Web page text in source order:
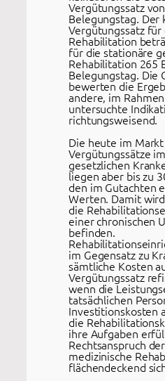
Vergütungssatz
Belegungstag. Der
Vergütungssatz
Rehabilitation
für die stationäre
Rehabilitation 265
Belegungstag. Die
bewerten die
andere, im
untersuchte
richtungsweisend.
Die heute im
Vergütungssätze
gesetzlichen
liegen aber bis zu
den im Gutachten
Werten. Damit
die
einer chronischen
befinden.
im Gegensatz zu
sämtliche Kosten
Vergütungssatz
wenn die
tatsächlichen
Investitionskosten
die
ihre Aufgaben
Rechtsanspruch
medizinische
flächendeckend